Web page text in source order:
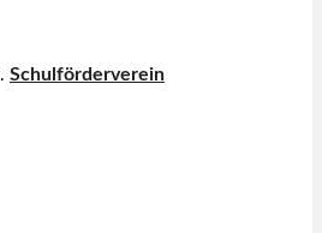
Schulförderverein